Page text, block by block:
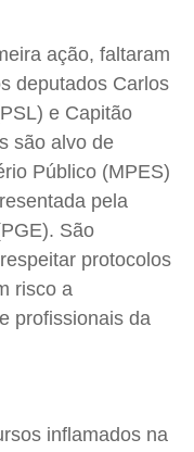
ação, faltaram
deputados Carlos
e Capitão
são alvo de
Público (MPES)
pela
São
protocolos
risco a
profissionais da
inflamados na